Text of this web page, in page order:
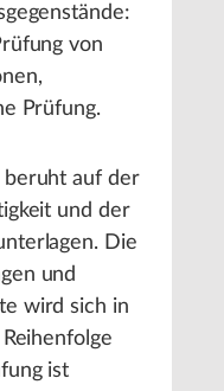
von
Prüfung.
beruht auf der
und der
Die
und
wird sich in
ist